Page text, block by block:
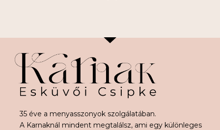
35 éve a menyasszonyok szolgálatában.
A Karnaknál mindent megtalálsz, ami egy különleges